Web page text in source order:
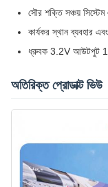
সৌর শক্তি সঞ্চয়
কার্যকর স্থান ব্যবহার
ধ্রুবক 3.2V আউটপুট
অতিরিক্ত প্রোডাক্ট ভিউ